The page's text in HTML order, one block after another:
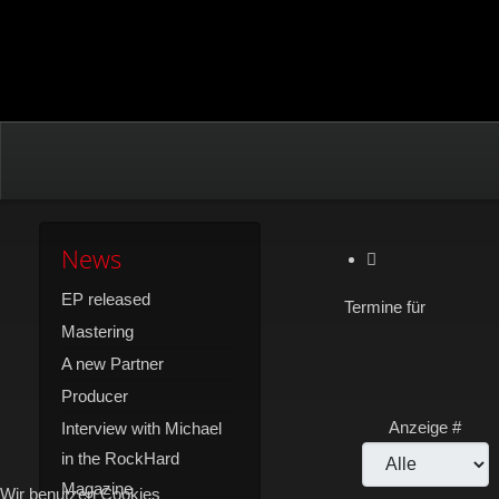
News
EP released
Mastering
A new Partner
Producer
Interview with Michael
in the RockHard
Magazine
Termine für
Anzeige #
Wir benutzen Cookies